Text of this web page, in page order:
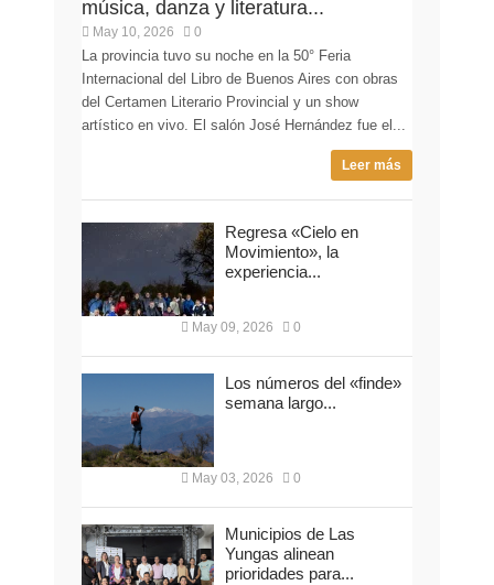
música, danza y literatura...
May 10, 2026 0
La provincia tuvo su noche en la 50° Feria
Internacional del Libro de Buenos Aires con obras
del Certamen Literario Provincial y un show
artístico en vivo. El salón José Hernández fue el...
Leer más
Regresa «Cielo en
Movimiento», la
experiencia...
May 09, 2026 0
Los números del «finde»
semana largo...
May 03, 2026 0
Municipios de Las
Yungas alinean
prioridades para...